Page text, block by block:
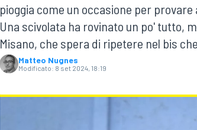
pioggia come un occasione per
Una scivolata ha rovinato un po' tutto,
Misano, che spera di ripetere nel bis
Matteo Nugnes
Modificato: 8 set 2024, 18:19